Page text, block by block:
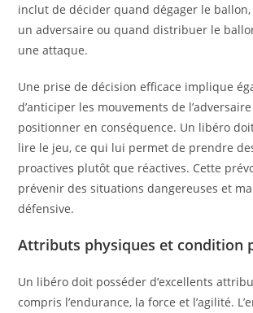
inclut de décider quand dégager le
un adversaire ou quand distribuer le
une attaque.
Une prise de décision efficace implique
d’anticiper les mouvements de
positionner en conséquence. Un libéro
lire le jeu, ce qui lui permet de prendre
proactives plutôt que réactives. Cette
prévenir des situations dangereuses et
défensive.
Attributs physiques et condition
Un libéro doit posséder d’excellents
compris l’endurance, la force et l’agilité.